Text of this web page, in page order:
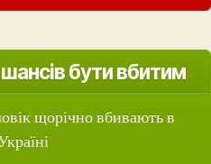
бути вбитим
щорічно вбивають в